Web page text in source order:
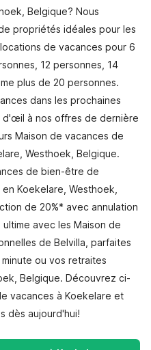
Belgique? Nous
propriétés idéales pour les
de vacances pour 6
12 personnes, 14
plus de 20 personnes.
dans les prochaines
d'œil à nos offres de dernière
Maison de vacances de
Westhoek, Belgique.
de bien-être de
Koekelare, Westhoek,
de 20%* avec annulation
avec les Maison de
de Belvilla, parfaites
ou vos retraites
Belgique. Découvrez ci-
vacances à Koekelare et
dès aujourd'hui!